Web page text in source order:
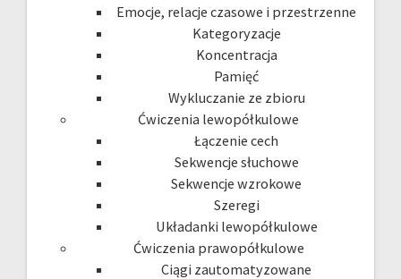
Emocje, relacje czasowe i przestrzenne
Kategoryzacje
Koncentracja
Pamięć
Wykluczanie ze zbioru
Ćwiczenia lewopółkulowe
Łączenie cech
Sekwencje słuchowe
Sekwencje wzrokowe
Szeregi
Układanki lewopółkulowe
Ćwiczenia prawopółkulowe
Ciągi zautomatyzowane